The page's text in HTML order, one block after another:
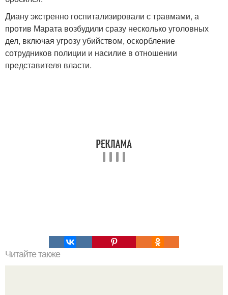
Диану экстренно госпитализировали с травмами, а
против Марата возбудили сразу несколько уголовных
дел, включая угрозу убийством, оскорбление
сотрудников полиции и насилие в отношении
представителя власти.
Читайте также